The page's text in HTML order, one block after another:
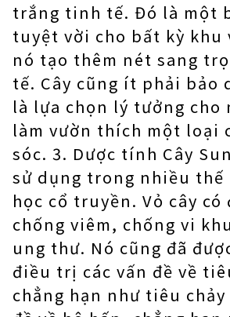
trắng tinh tế. Đó là một
tuyệt vời cho bất kỳ khu
nó tạo thêm nét sang
tế. Cây cũng ít phải bảo
là lựa chọn lý tưởng cho
làm vườn thích một loại
sóc. 3. Dược tính Cây
sử dụng trong nhiều thế
học cổ truyền. Vỏ cây có
chống viêm, chống vi
ung thư. Nó cũng đã
điều trị các vấn đề về
chẳng hạn như tiêu chảy